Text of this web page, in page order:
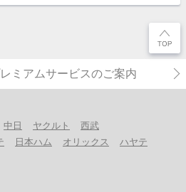
ミアムサービスのご案内
中日 ヤクルト
西武
日本ハム オリックス
ハヤテ